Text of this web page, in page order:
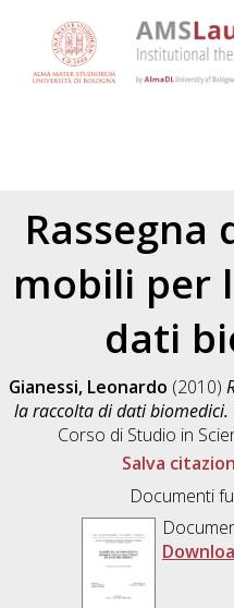
Rassegna
mobili per
dati
Gianessi, Leonardo (2010)
la raccolta di dati biomedici.
Corso di Studio in
Salva
Documenti